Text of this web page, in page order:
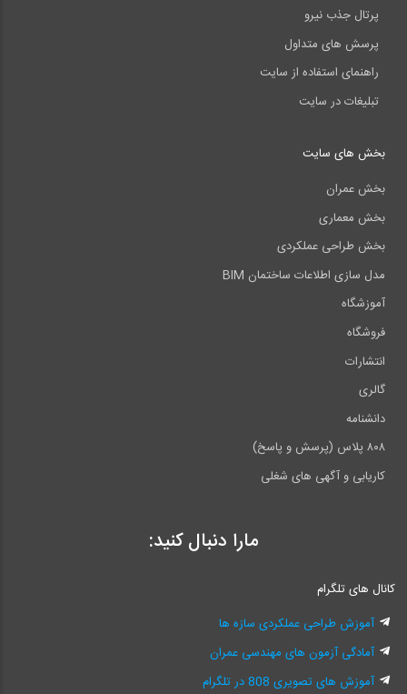
پرتال جذب نیرو
پرسش های متداول
راهنمای استفاده از سایت
تبلیغات در سایت
بخش های سایت
بخش عمران
بخش معماری
بخش طراحی عملکردی
مدل سازی اطلاعات ساختمان BIM
آموزشگاه
فروشگاه
انتشارات
گالری
دانشنامه
۸۰۸ پلاس (پرسش و پاسخ)
کاریابی و آگهی های شغلی
مارا دنبال کنید:
کانال های تلگرام
آموزش طراحی عملکردی سازه ها
آمادگی آزمون های مهندسی عمران
آموزش های تصویری 808 در تلگرام